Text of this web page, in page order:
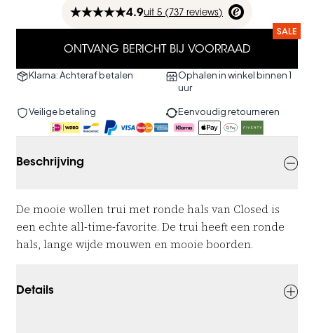
4.9uit 5 ( 737 reviews)
ONTVANG BERICHT BIJ VOORRAAD
SALE
Klarna: Achteraf betalen
Ophalen in winkel binnen 1
uur
Veilige betaling Eenvoudig retourneren
Beschrijving
De mooie wollen trui met ronde hals van Closed is
een echte all-time-favorite. De trui heeft een ronde
hals, lange wijde mouwen en mooie boorden.
Details